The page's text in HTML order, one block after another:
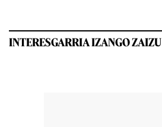
INTERESGARRIA IZANGO ZAIZU